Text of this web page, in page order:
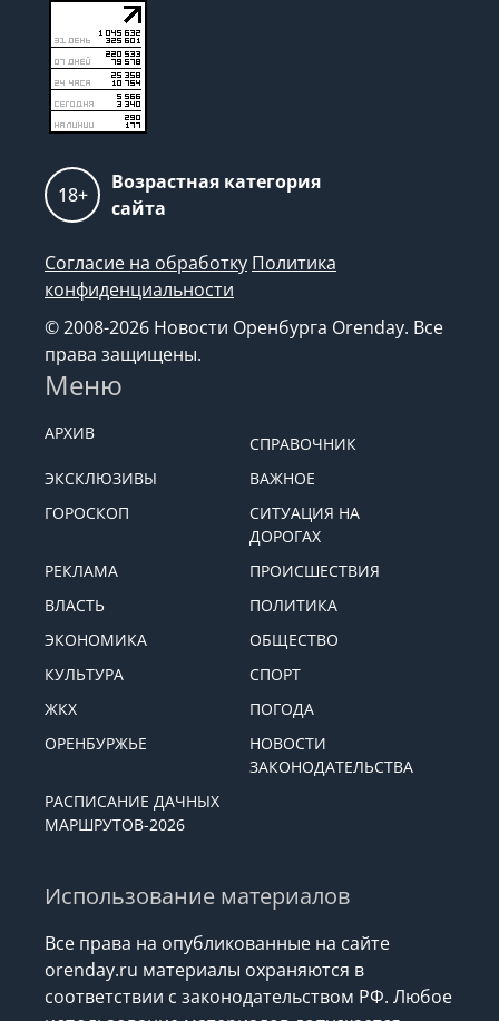
18+
Возрастная категория
сайта
Согласие на обработку Политика
конфиденциальности
© 2008-2026 Новости Оренбурга Orenday. Все
права защищены.
Меню
АРХИВ
СПРАВОЧНИК
ЭКСКЛЮЗИВЫ
ВАЖНОЕ
ГОРОСКОП
СИТУАЦИЯ НА
ДОРОГАХ
РЕКЛАМА
ПРОИСШЕСТВИЯ
ВЛАСТЬ
ПОЛИТИКА
ЭКОНОМИКА
ОБЩЕСТВО
КУЛЬТУРА
СПОРТ
ЖКХ
ПОГОДА
ОРЕНБУРЖЬЕ
НОВОСТИ
ЗАКОНОДАТЕЛЬСТВА
РАСПИСАНИЕ ДАЧНЫХ
МАРШРУТОВ-2026
Использование материалов
Все права на опубликованные на сайте
orenday.ru материалы охраняются в
соответствии с законодательством РФ. Любое